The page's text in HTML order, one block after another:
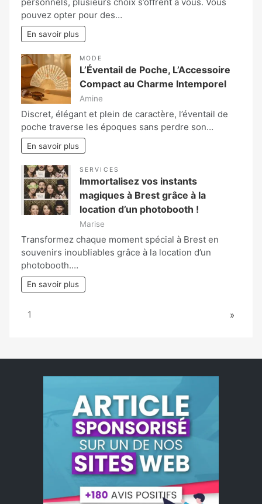
pouvez opter pour des…
En savoir plus
MODE
L’Éventail de Poche, L’Accessoire
Compact au Charme Intemporel
Amine
Discret, élégant et plein de caractère, l’éventail de
poche traverse les époques sans perdre son…
En savoir plus
SERVICES
Immortalisez vos instants
magiques à Brest grâce à la
location d’un photobooth !
Marise
Transformez chaque moment spécial à Brest en
souvenirs inoubliables grâce à la location d’un
photobooth.…
En savoir plus
Page:
1 Next
»